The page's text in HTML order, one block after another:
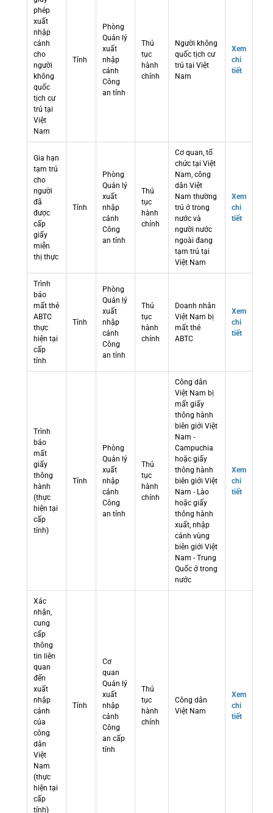
phép
xuất
nhập
cảnh
cho
người
không
quốc
tịch cư
trú tại
Việt
Nam
Tỉnh
Phòng
Quản lý
xuất
nhập
cảnh
Công
an tỉnh
Thủ
tục
hành
chính
Người không
quốc tịch cư
trú tại Việt
Nam
Xem
chi
tiết
Gia hạn
tạm trú
cho
người
đã
được
cấp
giấy
miễn
thị thực
Tỉnh
Phòng
Quản lý
xuất
nhập
cảnh
Công
an tỉnh
Thủ
tục
hành
chính
Cơ quan, tổ
chức tại Việt
Nam, công
dân Việt
Nam thường
trú ở trong
nước và
người nước
ngoài đang
tạm trú tại
Việt Nam
Xem
chi
tiết
Trình
báo
mất thẻ
ABTC
thực
hiện tại
cấp
tỉnh
Tỉnh
Phòng
Quản lý
xuất
nhập
cảnh
Công
an tỉnh
Thủ
tục
hành
chính
Doanh nhân
Việt Nam bị
mất thẻ
ABTC
Xem
chi
tiết
Trình
báo
mất
giấy
thông
hành
(thực
hiện tại
cấp
tỉnh)
Tỉnh
Phòng
Quản lý
xuất
nhập
cảnh
Công
an tỉnh
Thủ
tục
hành
chính
Công dân
Việt Nam bị
mất giấy
thông hành
biên giới Việt
Nam -
Campuchia
hoặc giấy
thông hành
biên giới Việt
Nam - Lào
hoặc giấy
thông hành
xuất, nhập
cảnh vùng
biên giới Việt
Nam - Trung
Quốc ở trong
nước
Xem
chi
tiết
Xác
nhận,
cung
cấp
thông
tin liên
quan
đến
xuất
nhập
cảnh
của
công
dân
Việt
Nam
(thực
hiện tại
cấp
tỉnh)
Tỉnh
Cơ
quan
Quản lý
xuất
nhập
cảnh
Công
an cấp
tỉnh
Thủ
tục
hành
chính
Công dân
Việt Nam
Xem
chi
tiết